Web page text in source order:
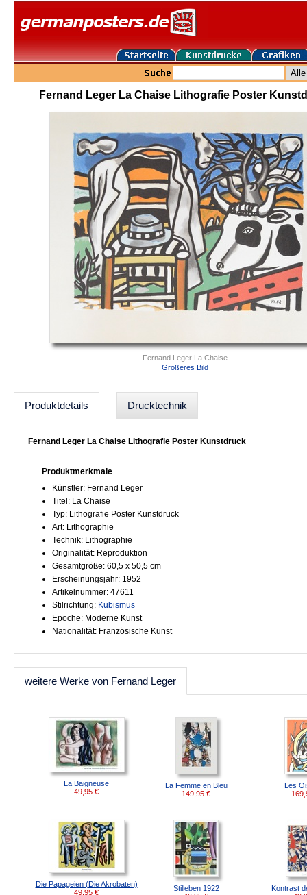
Fernand Leger La Chaise Lithografie Poster
Fernand Leger La Chaise
Größeres Bild
Produktdetails Drucktechnik
Fernand Leger La Chaise Lithografie Poster Kunstdruck
Produktmerkmale
Künstler: Fernand Leger
Titel: La Chaise
Typ: Lithografie Poster Kunstdruck
Art: Lithographie
Technik: Lithographie
Originalität: Reproduktion
Gesamtgröße: 60,5 x 50,5 cm
Erscheinungsjahr: 1952
Artikelnummer: 47611
Stilrichtung: Kubismus
Epoche: Moderne Kunst
Nationalität: Französische Kunst
weitere Werke von Fernand Leger
La Baigneuse
49,95 €
La Femme en Bleu
149,95 €
Les
Die Papageien (Die Akrobaten)
49,95 €
Stilleben 1922
Kontrast